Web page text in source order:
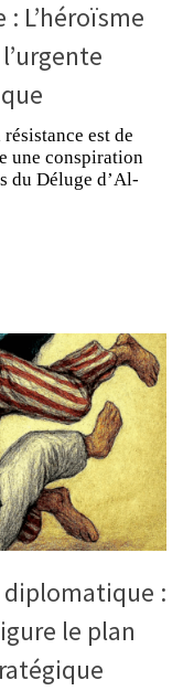
L’héroïsme
est de
une conspiration
du Déluge d’Al-
:
le plan